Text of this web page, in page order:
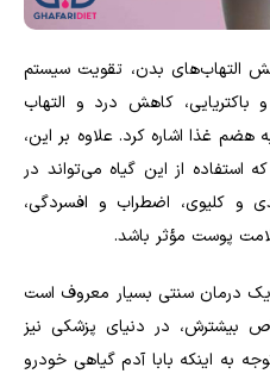
التهاب‌های بدن، تقویت سیستم
باکتریایی، کاهش درد و التهاب
غذا اشاره کرد. علاوه بر این،
از این گیاه می‌تواند در
و کلیوی، اضطراب و افسردگی،
پوست مؤثر باشد.
یک درمان سنتی بسیار معروف است
بیشترش، در دنیای پزشکی نیز
به اینکه بابا آدم گیاهی خودرو